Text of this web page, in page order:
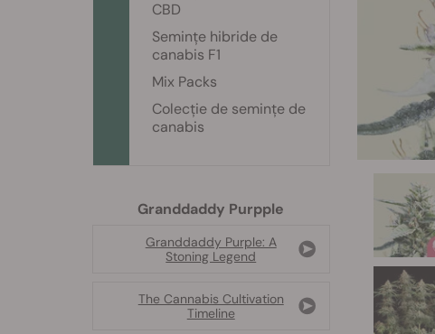
CBD
Semințe hibride de
canabis F1
Mix Packs
Colecție de semințe de
canabis
Granddaddy Purpple
Granddaddy Purple: A
Stoning Legend
The Cannabis Cultivation
Timeline